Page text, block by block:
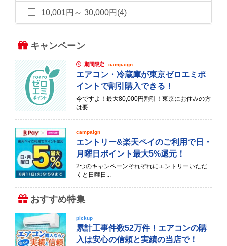
10,001円～ 30,000円(4)
キャンペーン
期間限定 campaign
エアコン・冷蔵庫が東京ゼロエミポ
イントで割引購入できる！
今ですよ！最大80,000円割引！東京にお住みの方
は要...
campaign
エントリー&楽天ペイのご利用で日・
月曜日ポイント最大5%還元！
2つのキャンペーンそれぞれにエントリーいただ
くと日曜日...
おすすめ特集
pickup
累計工事件数52万件！エアコンの購
入は安心の信頼と実績の当店で！